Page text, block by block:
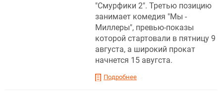
"Смурфики 2". Третью позицию
занимает комедия "Мы -
Миллеры", превью-показы
которой стартовали в пятницу 9
августа, а широкий прокат
начнется 15 авугста.
Подробнее